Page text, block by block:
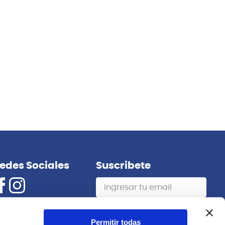
Permitir todas
Sociales Suscribete
Suscribirme